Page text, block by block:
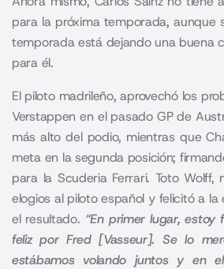
para la próxima temporada, aunque
temporada está dejando una buena
para él.
El piloto madrileño, aprovechó los
Verstappen en el pasado GP de
más alto del podio, mientras que
meta en la segunda posición;
para la Scuderia Ferrari. Toto
elogios al piloto español y felicitó a
el resultado. “En primer lugar, estoy
feliz por Fred [Vasseur]. Se lo
estábamos volando juntos y en